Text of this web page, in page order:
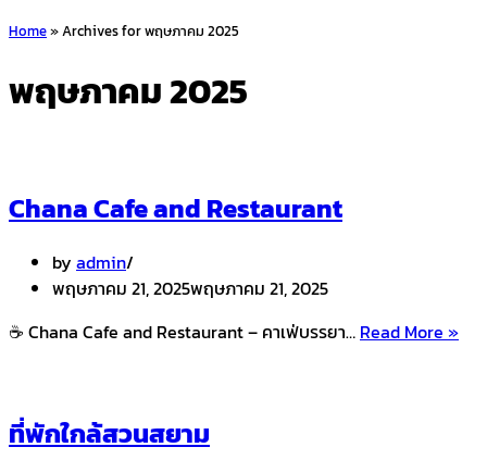
Home»Archives for พฤษภาคม 2025
พฤษภาคม 2025
Chana Cafe and Restaurant
by admin
พฤษภาคม 21, 2025พฤษภาคม 21, 2025
☕ Chana Cafe and Restaurant – คาเฟ่บรรยา… Read More »
ที่พักใกล้สวนสยาม